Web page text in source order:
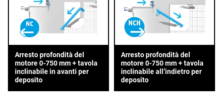
Arresto profondità del
motore 0-750 mm + tavola
inclinabile in avanti per
deposito
Arresto profondità del
motore 0-750 mm + tavola
inclinabile all’indietro per
deposito